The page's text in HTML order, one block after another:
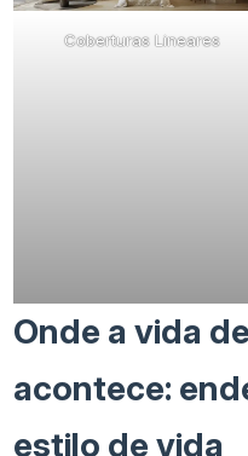
Coberturas Lineares
Onde a vida
acontece:
estilo de vida